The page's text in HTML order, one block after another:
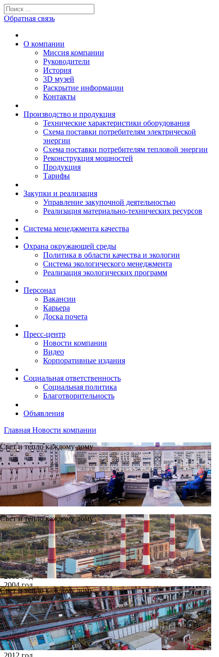
Обратная связь
О компании
Миссия компании
Руководители
История
3D музей
Раскрытие информации
Контакты
Производство и продукция
Технические характеристики оборудования
Схема поставки потребителям электрической
энергии
Схема поставки потребителям тепловой энергии
Реконструкция мощностей
Продукция
Тарифы
Закупки и реализация
Управление закупочной деятельностью
Реализация материально-технических ресурсов
Система менеджмента качества
Охрана окружающей среды
Политика в области качества и экологии
Система экологического менеджмента
Реализация экологических программ
Персонал
Вакансии
Карьера
Доска почета
Пресс-центр
Новости компании
Видео
Корпоративные издания
Социальная ответственность
Социальная политика
Благотворительность
Объявления
Главная Новости компании
Свет и тепло каждому дому
Свет и тепло каждому дому
Свет и тепло каждому дому
Новости
Архив
Все годы
2002 год
2003 год
2004 год
2005 год
2006 год
2007 год
2008 год
2009 год
2010 год
2011 год
2012 год